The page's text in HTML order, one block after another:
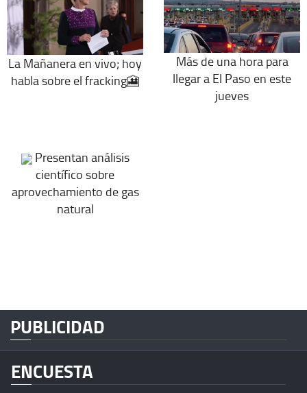
La Mañanera en vivo; hoy
habla sobre el fracking🎦
Más de una hora para
llegar a El Paso en este
jueves
Presentan análisis
científico sobre
aprovechamiento de gas
natural
PUBLICIDAD
ENCUESTA